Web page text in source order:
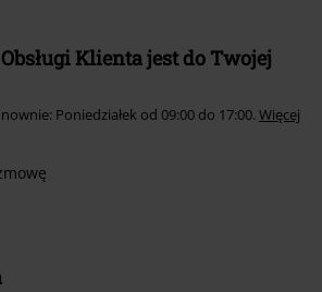
Klienta jest do Twojej
Poniedziałek od 09:00 do 17:00. Więcej